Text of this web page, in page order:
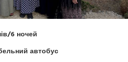
6 ночей
автобус